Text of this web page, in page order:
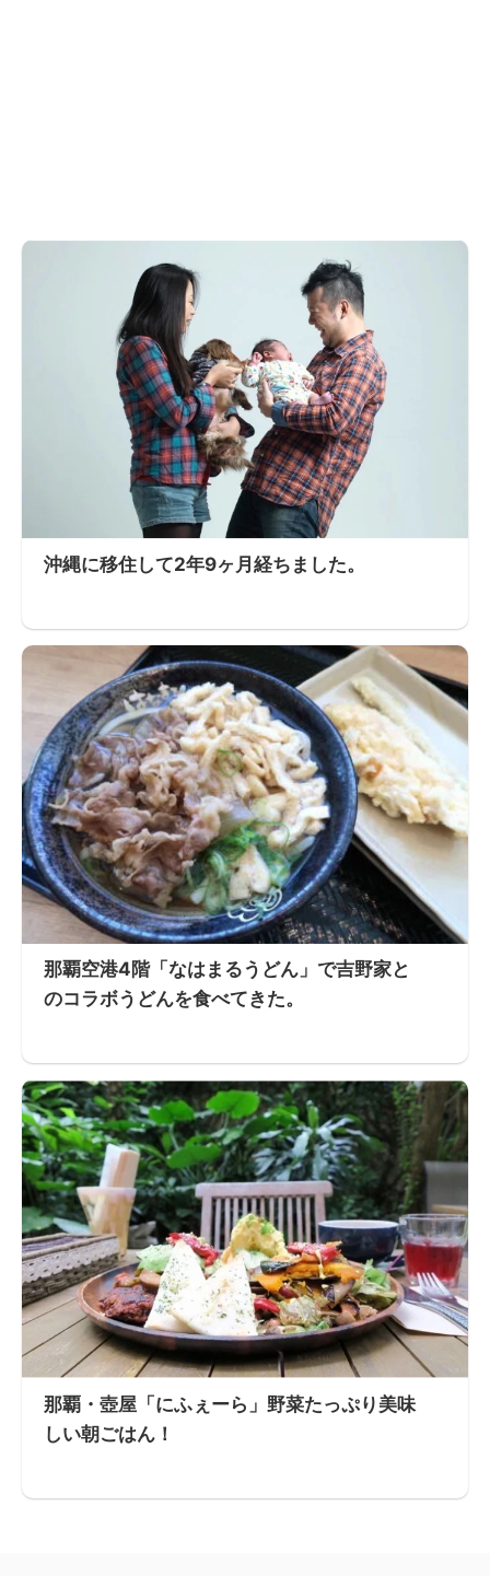
沖縄に移住して2年9ヶ月経ちました。
那覇空港4階「なはまるうどん」で吉野家と
のコラボうどんを食べてきた。
那覇・壺屋「にふぇーら」野菜たっぷり美味
しい朝ごはん！